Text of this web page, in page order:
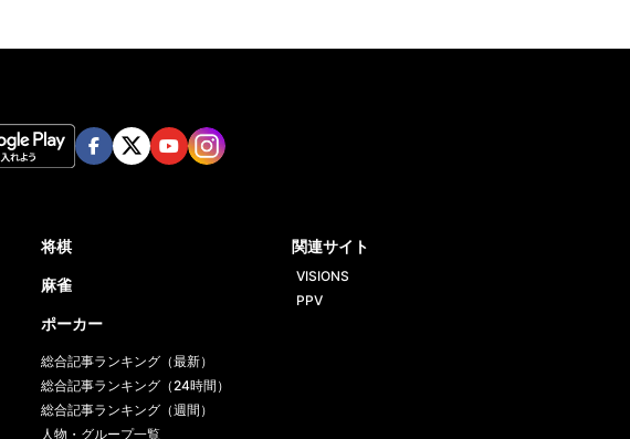
将棋
麻雀
ポーカー
総合記事ランキング（最新）
総合記事ランキング（24時間）
総合記事ランキング（週間）
人物・グループ一覧
関連サイト
VISIONS
PPV